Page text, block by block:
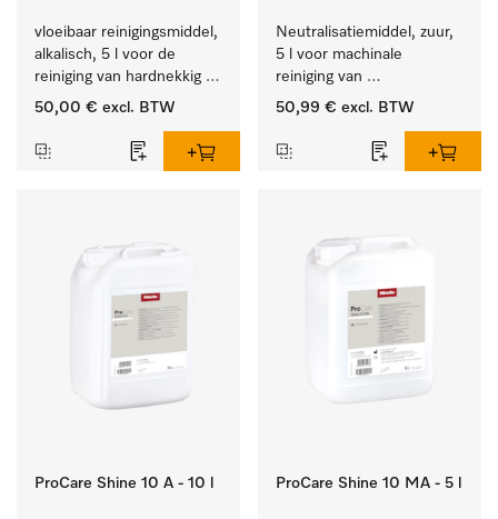
vloeibaar reinigingsmiddel,
alkalisch, 5 l voor de
reiniging van hardnekkig
vuil op serviesgoed,
50,00 € excl. BTW
Neutralisatiemiddel, zuur,
5 l voor machinale
reiniging van
laboratoriumglaswerk en -
50,99 € excl. BTW
ProCare Shine 10 A - 10 l ProCare Shine 10 MA - 5 l